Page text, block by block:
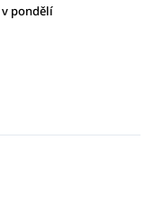
v pondělí